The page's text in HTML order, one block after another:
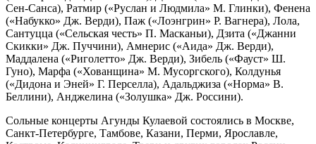
Сен-Санса), Ратмир («Руслан и Людмила» М. Глинки), Фенена
(«Набукко» Дж. Верди), Паж («Лоэнгрин» Р. Вагнера), Лола,
Сантуцца («Сельская честь» П. Масканьи), Дзита («Джанни
Скикки» Дж. Пуччини), Амнерис («Аида» Дж. Верди),
Маддалена («Риголетто» Дж. Верди), Зибель («Фауст» Ш.
Гуно), Марфа («Хованщина» М. Мусоргского), Колдунья
(«Дидона и Эней» Г. Перселла), Адальджиза («Норма» В.
Беллини), Анджелина («Золушка» Дж. Россини).
Сольные концерты Агунды Кулаевой состоялись в Москве,
Санкт-Петербурге, Тамбове, Казани, Перми, Ярославле,